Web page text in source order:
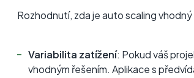
Rozhodnutí, zda je auto scaling
Variabilita zatížení: Pokud váš
vhodným řešením. Aplikace s